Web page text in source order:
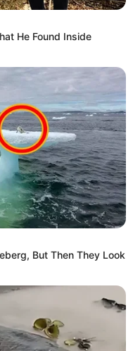
He Found Inside
But Then They Look